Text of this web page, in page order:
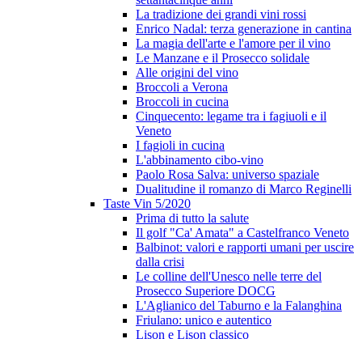
La tradizione dei grandi vini rossi
Enrico Nadal: terza generazione in cantina
La magia dell'arte e l'amore per il vino
Le Manzane e il Prosecco solidale
Alle origini del vino
Broccoli a Verona
Broccoli in cucina
Cinquecento: legame tra i fagiuoli e il
Veneto
I fagioli in cucina
L'abbinamento cibo-vino
Paolo Rosa Salva: universo spaziale
Dualitudine il romanzo di Marco Reginelli
Taste Vin 5/2020
Prima di tutto la salute
Il golf "Ca' Amata" a Castelfranco Veneto
Balbinot: valori e rapporti umani per uscire
dalla crisi
Le colline dell'Unesco nelle terre del
Prosecco Superiore DOCG
L'Aglianico del Taburno e la Falanghina
Friulano: unico e autentico
Lison e Lison classico